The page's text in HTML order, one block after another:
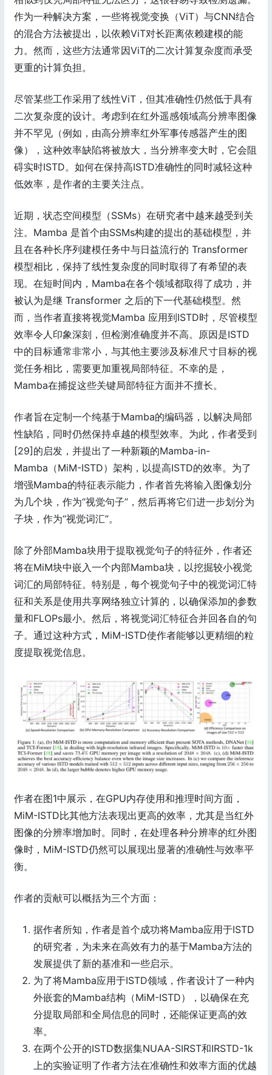
作为一种解决方案，一些将视觉变换（ViT）与CNN结合
的混合方法被提出，以依赖ViT对长距离依赖建模的能
力。然而，这些方法通常因ViT的二次计算复杂度而承受
更重的计算负担。
尽管某些工作采用了线性ViT，但其准确性仍然低于具有
二次复杂度的设计。考虑到在红外遥感领域高分辨率图像
并不罕见（例如，由高分辨率红外军事传感器产生的图
像），这种效率缺陷将被放大，当分辨率变大时，它会阻
碍实时ISTD。如何在保持高ISTD准确性的同时减轻这种
低效率，是作者的主要关注点。
近期，状态空间模型（SSMs）在研究者中越来越受到关
注。Mamba 是首个由SSMs构建的提出的基础模型，并
且在各种长序列建模任务中与日益流行的 Transformer
模型相比，保持了线性复杂度的同时取得了有希望的表
现。在短时间内，Mamba在各个领域都取得了成功，并
被认为是继 Transformer 之后的下一代基础模型。然
而，当作者直接将视觉Mamba 应用到ISTD时，尽管模型
效率令人印象深刻，但检测准确度并不高。原因是ISTD
中的目标通常非常小，与其他主要涉及标准尺寸目标的视
觉任务相比，需要更加重视局部特征。不幸的是，
Mamba在捕捉这些关键局部特征方面并不擅长。
作者旨在定制一个纯基于Mamba的编码器，以解决局部
性缺陷，同时仍然保持卓越的模型效率。为此，作者受到
[29]的启发，并提出了一种新颖的Mamba-in-
Mamba（MiM-ISTD）架构，以提高ISTD的效率。为了
增强Mamba的特征表示能力，作者首先将输入图像划分
为几个块，作为“视觉句子”，然后再将它们进一步划分为
子块，作为“视觉词汇”。
除了外部Mamba块用于提取视觉句子的特征外，作者还
将在MiM块中嵌入一个内部Mamba块，以挖掘较小视觉
词汇的局部特征。特别是，每个视觉句子中的视觉词汇特
征和关系是使用共享网络独立计算的，以确保添加的参数
量和FLOPs最小。然后，将视觉词汇特征合并回各自的句
子。通过这种方式，MiM-ISTD使作者能够以更精细的粒
度提取视觉信息。
作者在图1中展示，在GPU内存使用和推理时间方面，
MiM-ISTD比其他方法表现出更高的效率，尤其是当红外
图像的分辨率增加时。同时，在处理各种分辨率的红外图
像时，MiM-ISTD仍然可以展现出显著的准确性与效率平
衡。
作者的贡献可以概括为三个方面：
据作者所知，作者是首个成功将Mamba应用于ISTD
的研究者，为未来在高效有力的基于Mamba方法的
发展提供了新的基准和一些启示。
为了将Mamba应用于ISTD领域，作者设计了一种内
外嵌套的Mamba结构（MiM-ISTD），以确保在充
分提取局部和全局信息的同时，还能保证更高的效
率。
在两个公开的ISTD数据集NUAA-SIRST和IRSTD-1k
上的实验证明了作者方法在准确性和效率方面的优越